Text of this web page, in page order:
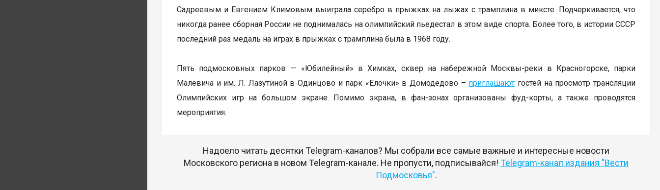
Садреевым и Евгением Климовым выиграла серебро в прыжках на лыжах с трамплина в миксте. Подчеркивается, что
никогда ранее сборная России не поднималась на олимпийский пьедестал в этом виде спорта. Более того, в истории СССР
последний раз медаль на играх в прыжках с трамплина была в 1968 году.
Пять подмосковных парков — «Юбилейный» в Химках, сквер на набережной Москвы-реки в Красногорске, парки
Малевича и им. Л. Лазутиной в Одинцово и парк «Елочки» в Домодедово – приглашают гостей на просмотр трансляции
Олимпийских игр на большом экране. Помимо экрана, в фан-зонах организованы фуд-корты, а также проводятся
мероприятия.
Надоело читать десятки Telegram-каналов? Мы собрали все самые важные и интересные новости
Московского региона в новом Telegram-канале. Не пропусти, подписывайся! Telegram-канал издания "Вести
Подмосковья".